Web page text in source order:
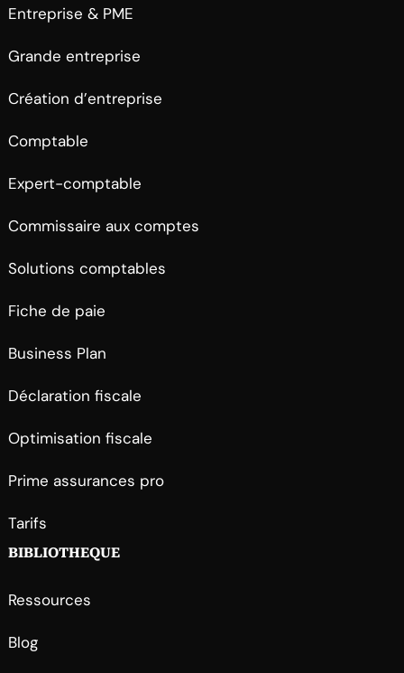
Entreprise & PME
Grande entreprise
Création d’entreprise
Comptable
Expert-comptable
Commissaire aux comptes
Solutions comptables
Fiche de paie
Business Plan
Déclaration fiscale
Optimisation fiscale
Prime assurances pro
Tarifs
BIBLIOTHEQUE
Ressources
Blog